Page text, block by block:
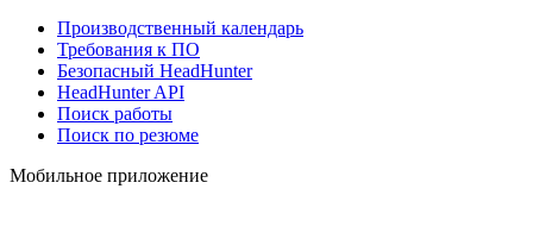
Производственный календарь
Требования к ПО
Безопасный HeadHunter
HeadHunter API
Поиск работы
Поиск по резюме
Мобильное приложение